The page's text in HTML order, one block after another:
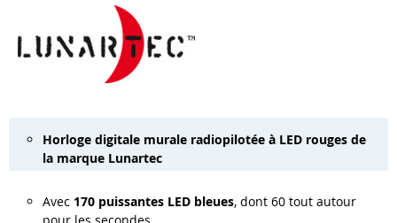
Horloge digitale murale radiopilotée à LED rouges de
la marque Lunartec
Avec 170 puissantes LED bleues, dont 60 tout autour